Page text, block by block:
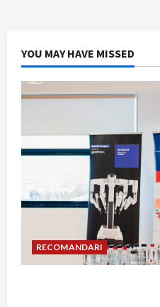
YOU MAY HAVE MISSED
RECOMANDARI